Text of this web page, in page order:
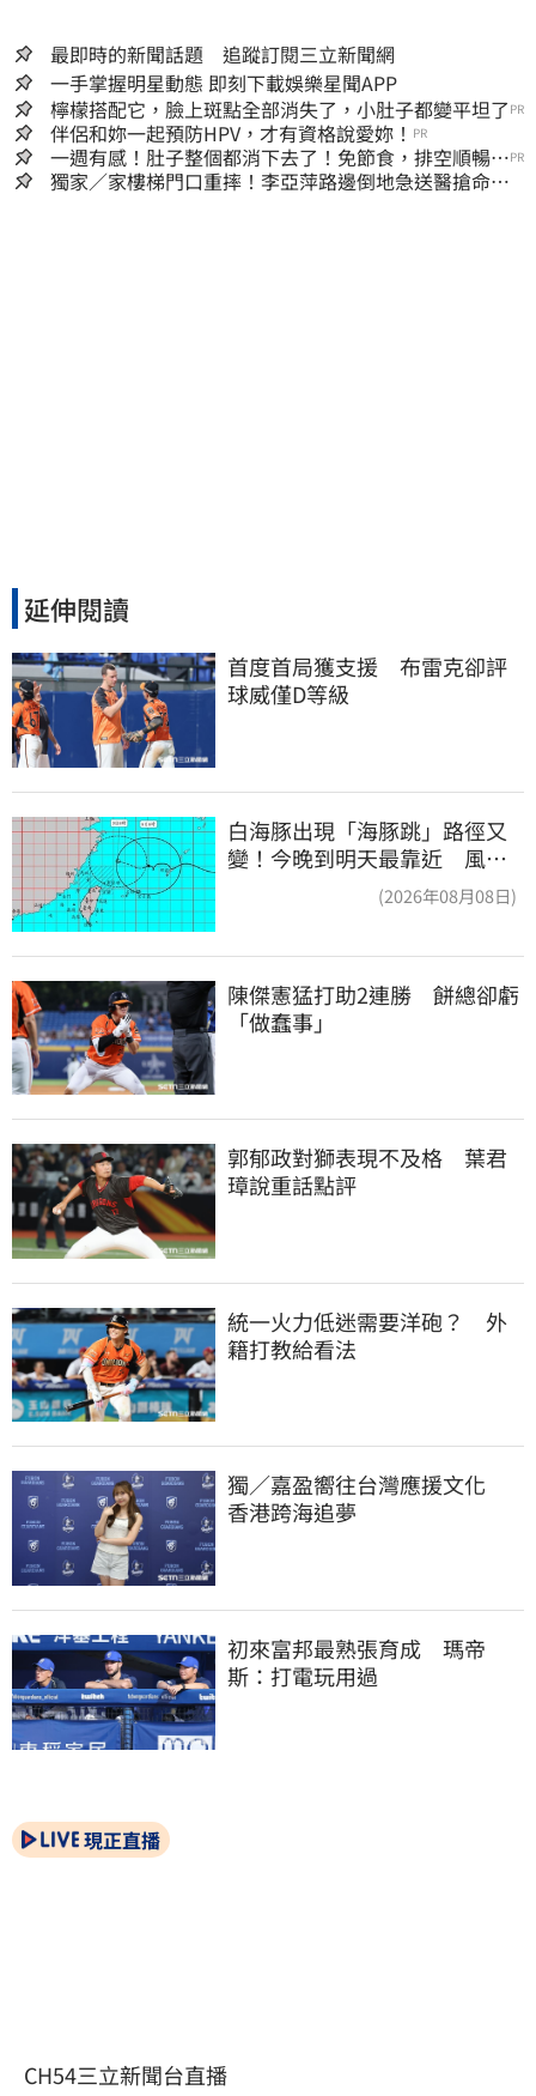
最即時的新聞話題 追蹤訂閱三立新聞網
一手掌握明星動態 即刻下載娛樂星聞APP
檸檬搭配它，臉上斑點全部消失了，小肚子都變平坦了 PR
伴侶和妳一起預防HPV，才有資格說愛妳！ PR
一週有感！肚子整個都消下去了！免節食，排空順暢就
夠
PR
獨家／家樓梯門口重摔！李亞萍路邊倒地急送醫搶命
延伸閱讀
首度首局獲支援　布雷克卻評
球威僅D等級
白海豚出現「海豚跳」路徑又
變！今晚到明天最靠近 風雨
(2026年08月08日)
陳傑憲猛打助2連勝　餅總卻虧
「做蠢事」
郭郁政對獅表現不及格　葉君
璋說重話點評
統一火力低迷需要洋砲？　外
籍打教給看法
獨／嘉盈嚮往台灣應援文化
香港跨海追夢
初來富邦最熟張育成　瑪帝
斯：打電玩用過
現正直播
CH54三立新聞台直播